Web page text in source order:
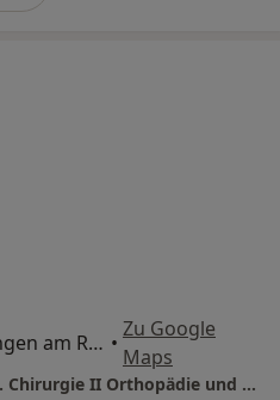
Kapuzinerstr. 15-17, Bingen am Rhein •
Zu Google
Maps
Heilig-Geist-Hospital Abt. Chirurgie II Orthopädie und Unfallchirurgie